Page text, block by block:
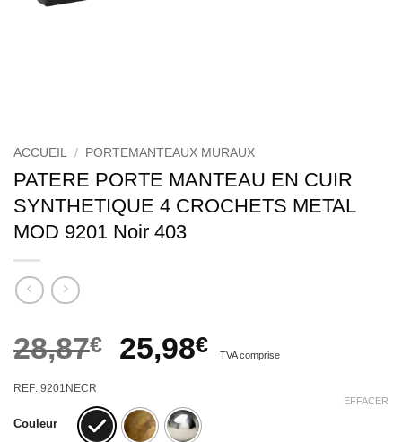
ACCUEIL / PORTEMANTEAUX MURAUX
PATERE PORTE MANTEAU EN CUIR
SYNTHETIQUE 4 CROCHETS METAL
MOD 9201 Noir 403
28,87€
Le
initial
25,98€Le
TVA comprise
REF: 9201NECR
Couleur
EFFACER